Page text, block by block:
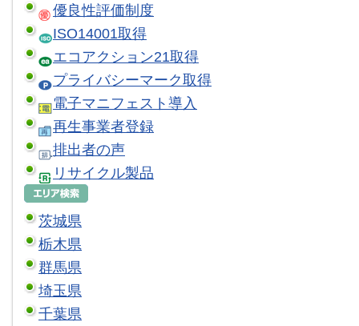
優良性評価制度
ISO14001取得
エコアクション21取得
プライバシーマーク取得
電子マニフェスト導入
再生事業者登録
排出者の声
リサイクル製品
茨城県
栃木県
群馬県
埼玉県
千葉県